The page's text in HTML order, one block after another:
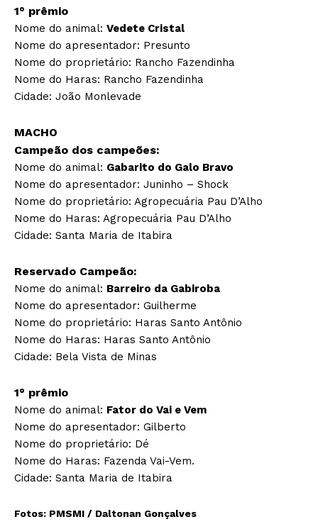
1° prêmio
Nome do animal: Vedete Cristal
Nome do apresentador: Presunto
Nome do proprietário: Rancho Fazendinha
Nome do Haras: Rancho Fazendinha
Cidade: João Monlevade
MACHO
Campeão dos campeões:
Nome do animal: Gabarito do Galo Bravo
Nome do apresentador: Juninho – Shock
Nome do proprietário: Agropecuária Pau D’Alho
Nome do Haras: Agropecuária Pau D’Alho
Cidade: Santa Maria de Itabira
Reservado Campeão:
Nome do animal: Barreiro da Gabiroba
Nome do apresentador: Guilherme
Nome do proprietário: Haras Santo Antônio
Nome do Haras: Haras Santo Antônio
Cidade: Bela Vista de Minas
1° prêmio
Nome do animal: Fator do Vai e Vem
Nome do apresentador: Gilberto
Nome do proprietário: Dé
Nome do Haras: Fazenda Vai-Vem.
Cidade: Santa Maria de Itabira
Fotos: PMSMI / Daltonan Gonçalves